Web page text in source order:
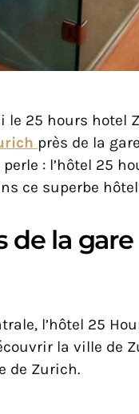
le 25 hours hotel
près de la
: l’hôtel 25
ce superbe
de la
l’hôtel 25
la ville de
de Zurich.